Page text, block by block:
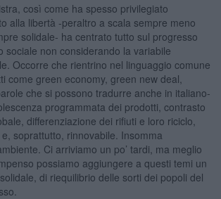
così come ha spesso privilegiato
alla libertà -peraltro a scala sempre meno
solidale- ha centrato tutto sul progresso
sociale non considerando la variabile
Occorre che rientrino nel linguaggio comune
come green economy, green new deal,
che si possono tradurre anche in italiano-
programmata dei prodotti, contrasto
differenziazione dei rifiuti e loro riciclo,
soprattutto, rinnovabile. Insomma
Ci arriviamo un po’ tardi, ma meglio
possiamo aggiungere a questi temi un
di riequilibrio delle sorti dei popoli del